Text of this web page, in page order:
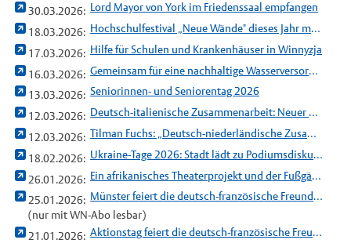
30.03.2026: Lord Mayor von York im Friedenssaal empfangen
18.03.2026:
Hochschulfestival „Neue Wände" dieses Jahr mit europäischer Beteiligung
17.03.2026: Hilfe für Schulen und Krankenhäuser in Winnyzja
16.03.2026:
Gemeinsam für eine nachhaltige Wasserversorgung in Ghana
13.03.2026: Seniorinnen- und Seniorentag 2026
12.03.2026:
Deutsch-italienische Zusammenarbeit: Neuer Akteurskreis soll Engagierte aus Münster vernetzen
12.03.2026:
Tilman Fuchs: „Deutsch-niederländische Zusammenarbeit hat besondere Innovationskraft“
18.02.2026:
Ukraine-Tage 2026: Stadt lädt zu Podiumsdiskussion und Konzert ein
26.01.2026:
Ein afrikanisches Theaterprojekt und der Fußgängertunnel am Schlossplatz im Schaufenster Stadtgeschichte
25.01.2026:
Münster feiert die deutsch-französische Freundschaft
(nur mit WN-Abo lesbar)
21.01.2026:
Aktionstag feiert die deutsch-französische Freundschaft